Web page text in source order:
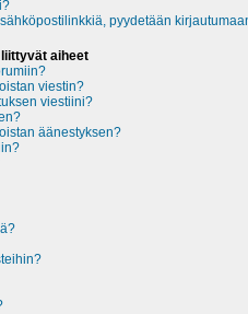
pyydetään
aiheet
viestin?
viestiini?
äänestyksen?